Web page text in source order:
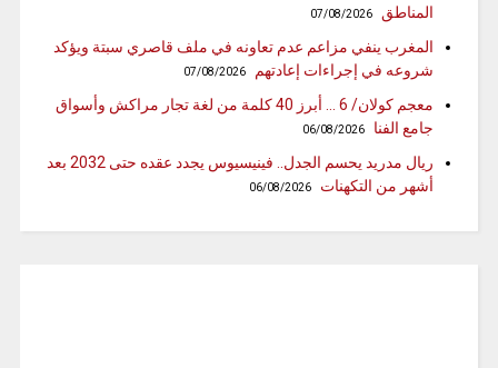
المناطق
07/08/2026
المغرب ينفي مزاعم عدم تعاونه في ملف قاصري سبتة ويؤكد
شروعه في إجراءات إعادتهم
07/08/2026
معجم كولان/ 6 … أبرز 40 كلمة من لغة تجار مراكش وأسواق
جامع الفنا
06/08/2026
ريال مدريد يحسم الجدل.. فينيسيوس يجدد عقده حتى 2032 بعد
أشهر من التكهنات
06/08/2026